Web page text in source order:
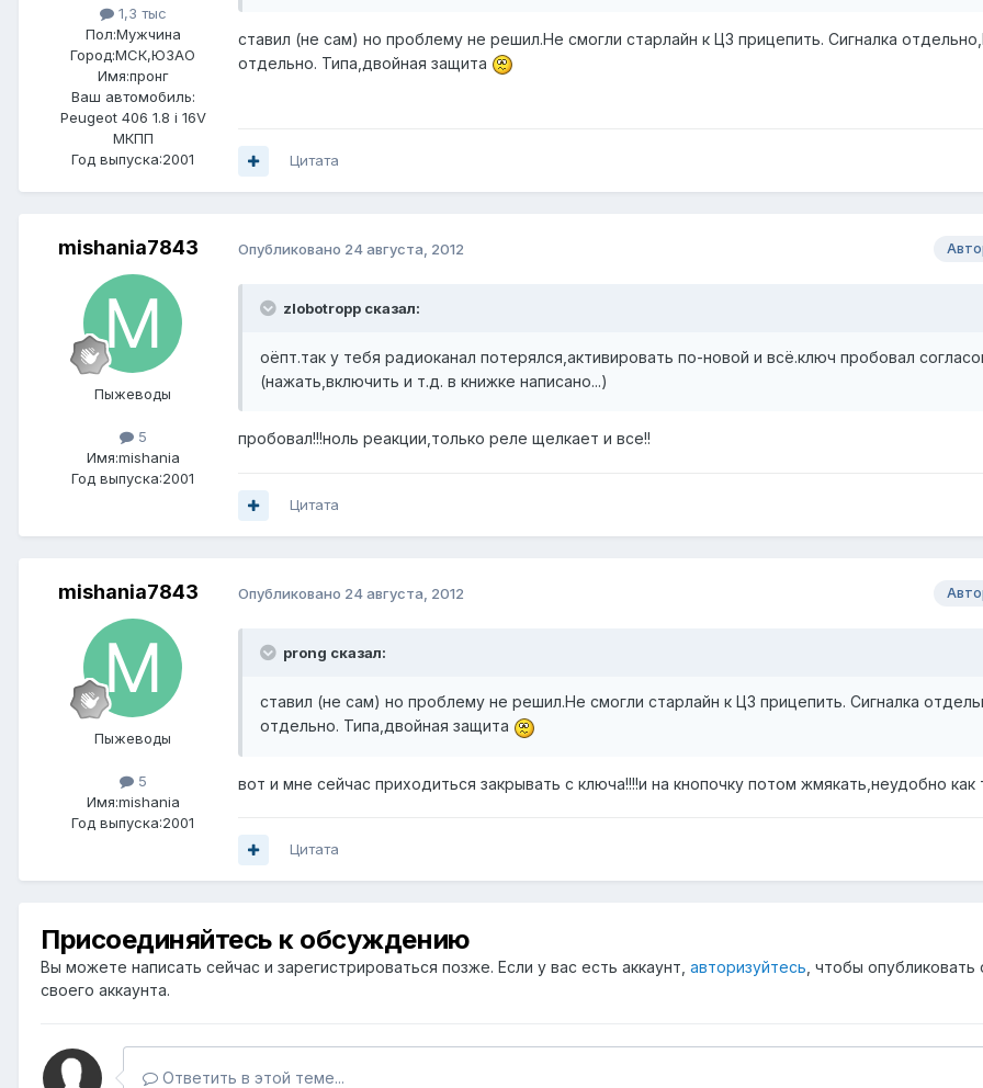
1,3 тыс
Пол:Мужчина
Город:МСК,ЮЗАО
Имя:пронг
Ваш автомобиль:
Peugeot 406 1.8 i 16V
МКПП
Год выпуска:2001
ставил (не сам) но проблему не решил.Не смогли старлайн к ЦЗ прицепить. Сигналка
отдельно. Типа,двойная защита
Цитата
mishania7843
Пыжеводы
5
Имя:mishania
Год выпуска:2001
Опубликовано 24 августа, 2012
zlobotropp сказал:
оёпт.так у тебя радиоканал потерялся,активировать по-новой и всё.ключ пробовал
(нажать,включить и т.д. в книжке написано...)
пробовал!!!ноль реакции,только реле щелкает и все!!
Цитата
mishania7843
Пыжеводы
5
Имя:mishania
Год выпуска:2001
Опубликовано 24 августа, 2012
prong сказал:
ставил (не сам) но проблему не решил.Не смогли старлайн к ЦЗ прицепить. Сигналка
отдельно. Типа,двойная защита
вот и мне сейчас приходиться закрывать с ключа!!!!и на кнопочку потом жмякать,неудобно как
Цитата
Присоединяйтесь к обсуждению
Вы можете написать сейчас и зарегистрироваться позже. Если у вас есть аккаунт, авторизуйтесь, чтобы опубликовать
своего аккаунта.
Ответить в этой теме...